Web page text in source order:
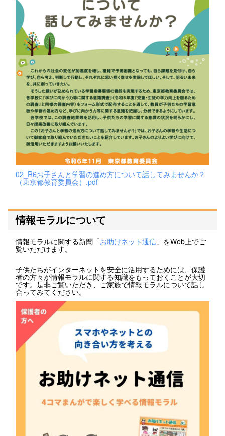
02_R6お子さんと学習の進め方について話してみませんか？
（東京都教育委員会）.pdf
情報モラルについて
情報モラルに関する新聞「お助けネット通信 」をWeb上でご
覧いただけます。
子供たちがインターネットを安全に活用するためには、保護
者の方々が情報モラルに関する知識をもっておくことが大切
です。是非ご覧いただき、ご家族で情報モラルについて話し
合ってみてください。